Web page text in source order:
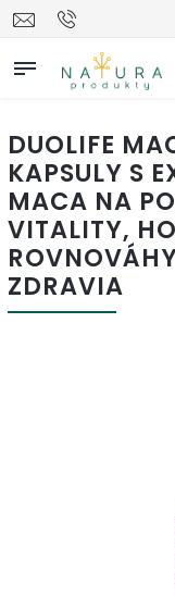
DUOLIFE
KAPSULY S
MACA NA
VITALITY,
ZDRAVIA